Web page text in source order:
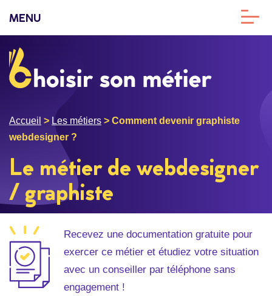
MENU
Accueil > Les métiers > Comment devenir graphiste
webdesigner ?
Le métier de webdesigner
/ graphiste
Recevez une documentation gratuite pour
exercer ce métier et étudiez votre situation
avec un conseiller par téléphone sans
engagement !